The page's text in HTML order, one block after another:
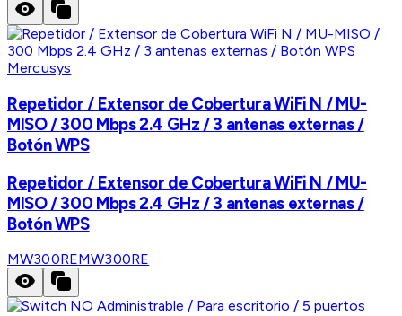
Mercusys
Repetidor / Extensor de Cobertura WiFi N / MU-
MISO / 300 Mbps 2.4 GHz / 3 antenas externas /
Botón WPS
Repetidor / Extensor de Cobertura WiFi N / MU-
MISO / 300 Mbps 2.4 GHz / 3 antenas externas /
Botón WPS
MW300REMW300RE